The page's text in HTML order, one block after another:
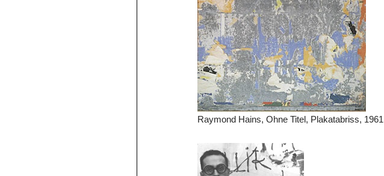
Raymond Hains, Ohne Titel, Plakatabriss, 1961